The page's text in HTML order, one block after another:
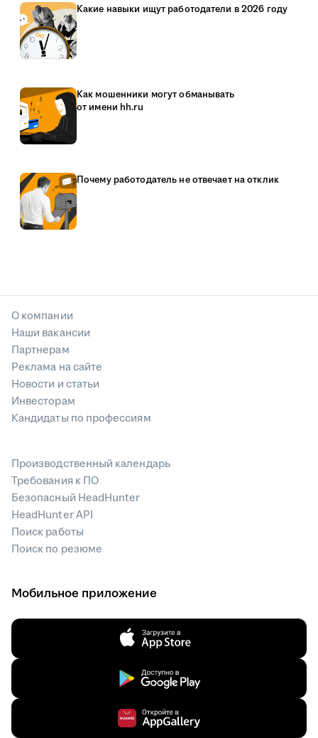
Какие навыки ищут работодатели в 2026 году
Как мошенники могут обманывать
от имени hh.ru
Почему работодатель не отвечает на отклик
О компании
Наши вакансии
Партнерам
Реклама на сайте
Новости и статьи
Инвесторам
Кандидаты по профессиям
Производственный календарь
Требования к ПО
Безопасный HeadHunter
HeadHunter API
Поиск работы
Поиск по резюме
Мобильное приложение